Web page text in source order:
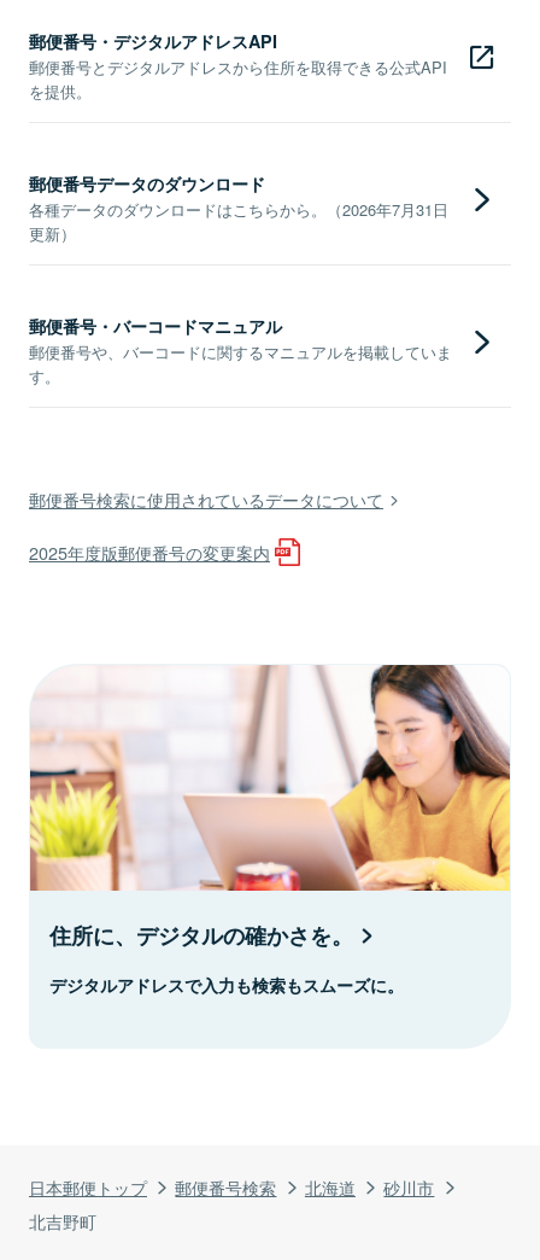
日本郵便トップ 郵便番号検索 北海道
砂川市
北吉野町
郵便番号・デジタルアドレスAPI
郵便番号とデジタルアドレスから住所を取得できる公式API
を提供。
郵便番号データのダウンロード
各種データのダウンロードはこちらから。（2026年7月31日
更新）
郵便番号・バーコードマニュアル
郵便番号や、バーコードに関するマニュアルを掲載していま
す。
郵便番号検索に使用されているデータについて
2025年度版郵便番号の変更案内
住所に、デジタルの確かさを。
デジタルアドレスで入力も検索もスムーズに。